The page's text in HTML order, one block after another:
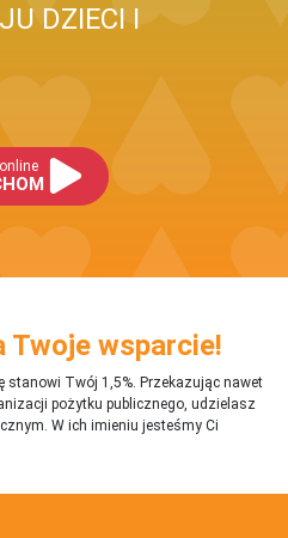
DZIECI I
Twoje wsparcie!
stanowi Twój 1,5%. Przekazując nawet
pożytku publicznego, udzielasz
W ich imieniu jesteśmy Ci